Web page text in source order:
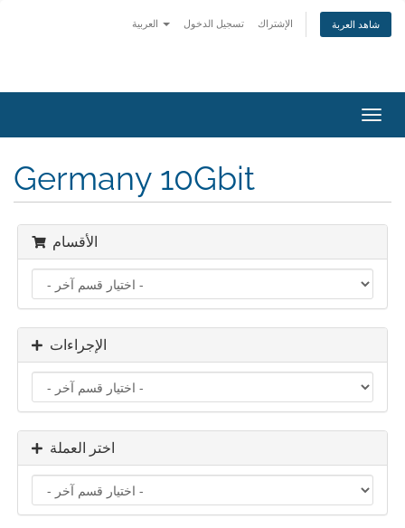
تسجيل الدخول الإشتراك شاهد العربة
تبديل
التنقل
Germany 10Gbit
الأقسام
الإجراءات
اختر العملة